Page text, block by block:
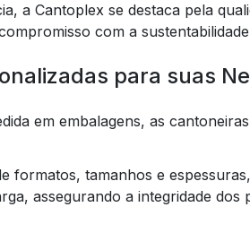
a Cantoplex se destaca pela
com a
para suas
em embalagens, as
formatos, tamanhos e
assegurando a integridade